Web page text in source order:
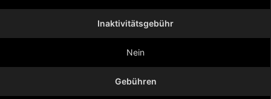
Inaktivitätsgebühr
Nein
Gebühren